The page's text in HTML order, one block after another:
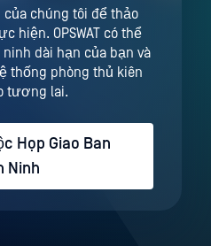
của chúng tôi để thảo
hiện. OPSWAT có thể
dài hạn của bạn và
thống phòng thủ kiên
tương lai.
Họp Giao Ban
Ninh